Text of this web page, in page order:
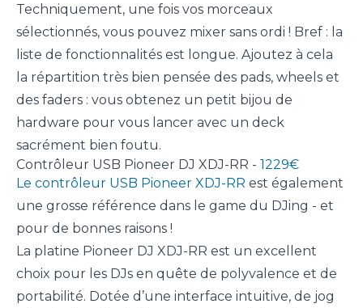
Techniquement, une fois vos morceaux
sélectionnés, vous pouvez mixer sans ordi ! Bref : la
liste de fonctionnalités est longue. Ajoutez à cela
la répartition très bien pensée des pads, wheels et
des faders : vous obtenez un petit bijou de
hardware pour vous lancer avec un deck
sacrément bien foutu.
Contrôleur USB Pioneer DJ XDJ-RR - 1229€
Le contrôleur USB Pioneer XDJ-RR est également
une grosse référence dans le game du DJing - et
pour de bonnes raisons !
La platine Pioneer DJ XDJ-RR est un excellent
choix pour les DJs en quête de polyvalence et de
portabilité. Dotée d’une interface intuitive, de jog